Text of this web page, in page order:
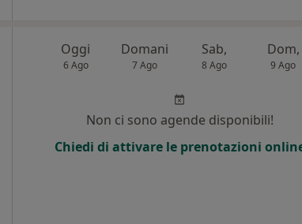
Oggi
6 Ago
Domani
7 Ago
Sab,
8 Ago
Dom,
9 Ago
Non ci sono agende disponibili!
Chiedi di attivare le prenotazioni